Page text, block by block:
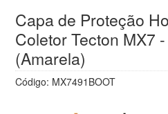
Capa de Proteção
Coletor Tecton MX7
(Amarela)
Código: MX7491BOOT